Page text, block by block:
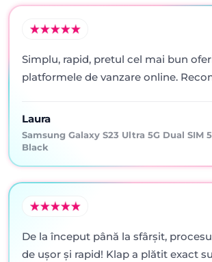
Simplu, rapid, pretul cel mai bun
platformele de vanzare online.
Laura
Samsung Galaxy S23 Ultra 5G Dual SIM
Black
De la început până la sfârșit,
de ușor și rapid! Klap a plătit exact